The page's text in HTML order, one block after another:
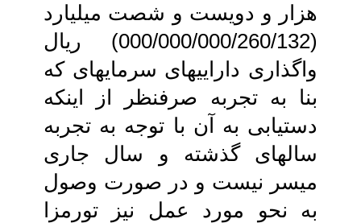
هزار و دویست و شصت میلیارد
(000/000/000/260/132) ریال
واگذاری‏ دارایی‏های سرمایه‏ای که
بنا به تجربه‏ صرفنظر از اینکه
دستیابی به آن با توجه به تجربه
سال‏های گذشته و سال جاری‏
میسر نیست و در صورت وصول
به نحو مورد عمل نیز تورم‏زا